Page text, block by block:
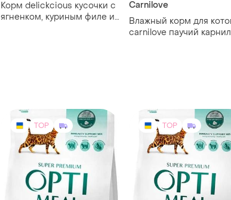
Корм delickcious кусочки с
ягненком, куриным филе и
Carnilove
Влажный корм для
carnilove паучий
TOP TOP